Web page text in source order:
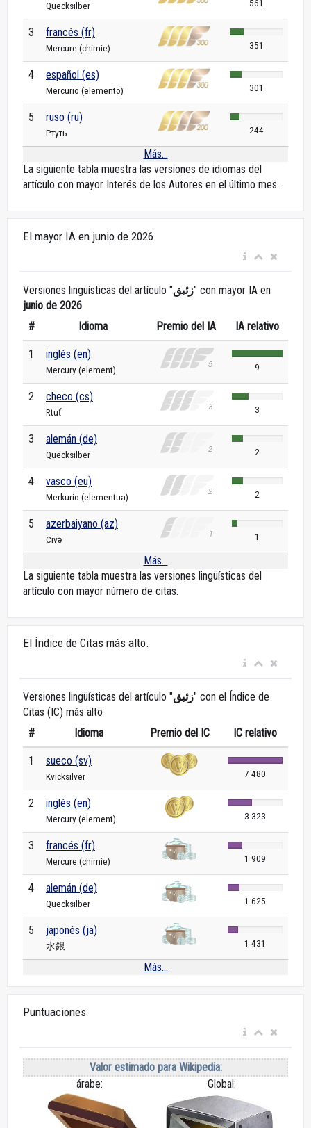
Quecksilber 561
3 francés (fr)
Mercure (chimie) 351
4 español (es)
Mercurio (elemento) 301
5 ruso (ru)
Ртуть 244
Más...
La siguiente tabla muestra las versiones de idiomas del
artículo con mayor Interés de los Autores en el último mes.
El mayor IA en junio de 2026
Versiones lingüísticas del artículo "زئبق" con mayor IA en
junio de 2026
#
Idioma Premio del IA IA relativo
1 inglés (en)
Mercury (element) 9
2 checo (cs)
Rtuť 3
3 alemán (de)
Quecksilber 2
4 vasco (eu)
Merkurio (elementua) 2
5 azerbaiyano (az)
Civə 1
Más...
La siguiente tabla muestra las versiones lingüísticas del
artículo con mayor número de citas.
El Índice de Citas más alto.
Versiones lingüísticas del artículo "زئبق" con el Índice de
Citas (IC) más alto
#
Idioma Premio del IC IC relativo
1 sueco (sv)
Kvicksilver 7 480
2 inglés (en)
Mercury (element) 3 323
3 francés (fr)
Mercure (chimie) 1 909
4 alemán (de)
Quecksilber 1 625
5 japonés (ja)
水銀 1 431
Más...
Puntuaciones
Valor estimado para Wikipedia:
árabe:
Global: